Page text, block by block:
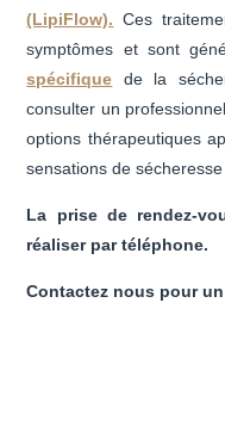
(LipiFlow). Ces
symptômes et sont
spécifique de la
consulter un
options thérapeutiques
sensations de sécheresse
La prise de rendez-
réaliser par téléphone.
Contactez nous pour